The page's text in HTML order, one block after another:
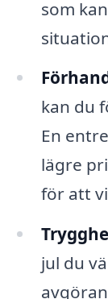
som
kan du
En
lägre
för att
jul du